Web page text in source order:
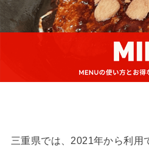
三重県では、2021年から利用